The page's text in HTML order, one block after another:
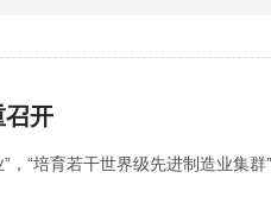
召开
“培育若干世界级先进制造业集